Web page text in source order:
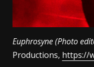
Euphrosyne (Photo
Productions, https://